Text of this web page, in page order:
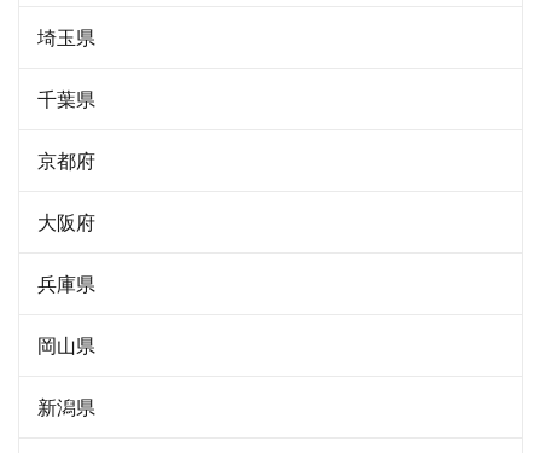
埼玉県
千葉県
京都府
大阪府
兵庫県
岡山県
新潟県